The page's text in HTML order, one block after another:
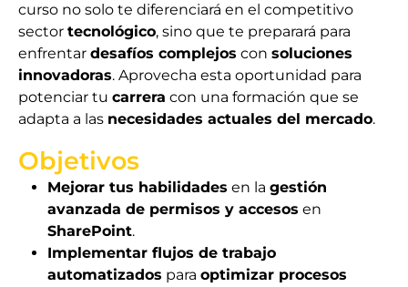
curso no solo te diferenciará en el competitivo
sector tecnológico, sino que te preparará para
enfrentar desafíos complejos con soluciones
innovadoras. Aprovecha esta oportunidad para
potenciar tu carrera con una formación que se
adapta a las necesidades actuales del mercado.
Objetivos
Mejorar tus habilidades en la gestión
avanzada de permisos y accesos en
SharePoint.
Implementar flujos de trabajo
automatizados para optimizar procesos